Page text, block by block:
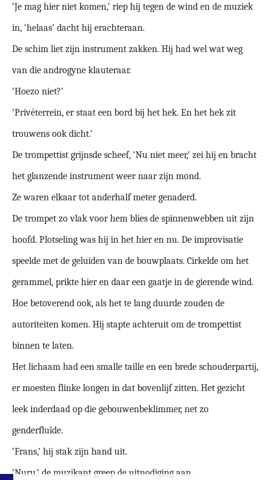
‘Je mag hier niet komen,’ riep hij tegen de wind en de muziek
in, ‘helaas’ dacht hij erachteraan.
De schim liet zijn instrument zakken. Hij had wel wat weg
van die androgyne klauteraar.
‘Hoezo niet?’
‘Privéterrein, er staat een bord bij het hek. En het hek zit
trouwens ook dicht.’
De trompettist grijnsde scheef, ‘Nu niet meer,’ zei hij en bracht
het glanzende instrument weer naar zijn mond.
Ze waren elkaar tot anderhalf meter genaderd.
De trompet zo vlak voor hem blies de spinnenwebben uit zijn
hoofd. Plotseling was hij in het hier en nu. De improvisatie
speelde met de geluiden van de bouwplaats. Cirkelde om het
gerammel, prikte hier en daar een gaatje in de gierende wind.
Hoe betoverend ook, als het te lang duurde zouden de
autoriteiten komen. Hij stapte achteruit om de trompettist
binnen te laten.
Het lichaam had een smalle taille en een brede schouderpartij,
er moesten flinke longen in dat bovenlijf zitten. Het gezicht
leek inderdaad op die gebouwenbeklimmer, net zo
genderfluïde.
‘Frans,’ hij stak zijn hand uit.
‘Nuru,’ de muzikant greep de uitnodiging aan.